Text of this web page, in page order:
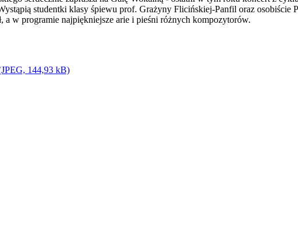
studentki klasy śpiewu prof. Grażyny Flicińskiej-Panfil oraz osobiście
a w programie najpiękniejsze arie i pieśni różnych kompozytorów.
144,93 kB)